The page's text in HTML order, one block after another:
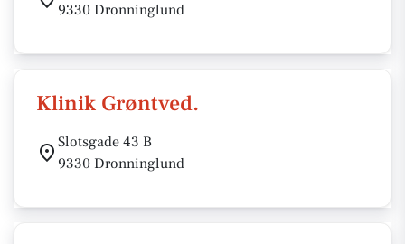
9330 Dronninglund
Klinik Grøntved.
Slotsgade 43 B
9330 Dronninglund